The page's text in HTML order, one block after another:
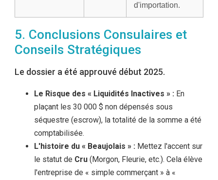
d'importation.
5. Conclusions Consulaires et
Conseils Stratégiques
Le dossier a été approuvé début 2025.
Le Risque des « Liquidités Inactives » : En
plaçant les 30 000 $ non dépensés sous
séquestre (escrow), la totalité de la somme a été
comptabilisée.
L'histoire du « Beaujolais » : Mettez l'accent sur
le statut de Cru (Morgon, Fleurie, etc.). Cela élève
l'entreprise de « simple commerçant » à «